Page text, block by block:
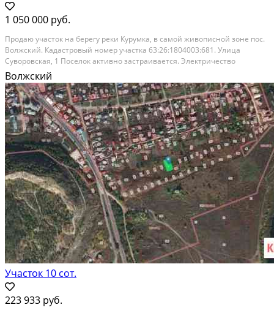
1 050 000 руб.
Продаю участок на берегу реки Курумка, в самой живописной зоне пос.
Волжский. Кадастровый номер участка 63:26:1804003:681. Улица
Суворовская, 1 Поселок активно застраивается. Электричество
подведено. Напротив Шведские дачи, рядом Муромский городок.
Расстояние до города (км): В черте города
Волжский
Участок 10 сот.
223 933 руб.